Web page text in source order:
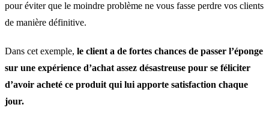
pour éviter que le moindre problème ne vous fasse perdre vos clients
de manière définitive.
Dans cet exemple, le client a de fortes chances de passer l’éponge
sur une expérience d’achat assez désastreuse pour se féliciter
d’avoir acheté ce produit qui lui apporte satisfaction chaque
jour.